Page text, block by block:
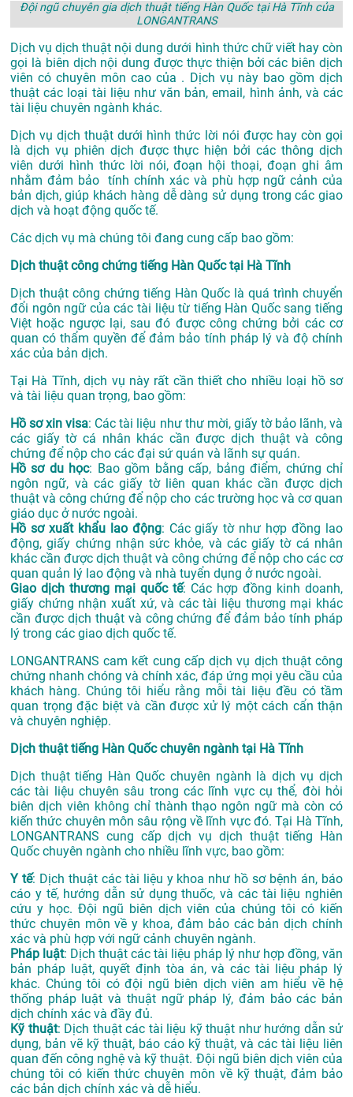
Đội ngũ chuyên gia dịch thuật tiếng Hàn Quốc tại Hà Tĩnh của
LONGANTRANS
Dịch vụ dịch thuật nội dung dưới hình thức chữ viết hay còn
gọi là biên dịch nội dung được thực thiện bởi các biên dịch
viên có chuyên môn cao của . Dịch vụ này bao gồm dịch
thuật các loại tài liệu như văn bản, email, hình ảnh, và các
tài liệu chuyên ngành khác.
Dịch vụ dịch thuật dưới hình thức lời nói được hay còn gọi
là dịch vụ phiên dịch được thực hiện bởi các thông dịch
viên dưới hình thức lời nói, đoạn hội thoại, đoạn ghi âm
nhằm đảm bảo tính chính xác và phù hợp ngữ cảnh của
bản dịch, giúp khách hàng dễ dàng sử dụng trong các giao
dịch và hoạt động quốc tế.
Các dịch vụ mà chúng tôi đang cung cấp bao gồm:
Dịch thuật công chứng tiếng Hàn Quốc tại Hà Tĩnh
Dịch thuật công chứng tiếng Hàn Quốc là quá trình chuyển
đổi ngôn ngữ của các tài liệu từ tiếng Hàn Quốc sang tiếng
Việt hoặc ngược lại, sau đó được công chứng bởi các cơ
quan có thẩm quyền để đảm bảo tính pháp lý và độ chính
xác của bản dịch.
Tại Hà Tĩnh, dịch vụ này rất cần thiết cho nhiều loại hồ sơ
và tài liệu quan trọng, bao gồm:
Hồ sơ xin visa: Các tài liệu như thư mời, giấy tờ bảo lãnh, và
các giấy tờ cá nhân khác cần được dịch thuật và công
chứng để nộp cho các đại sứ quán và lãnh sự quán.
Hồ sơ du học: Bao gồm bằng cấp, bảng điểm, chứng chỉ
ngôn ngữ, và các giấy tờ liên quan khác cần được dịch
thuật và công chứng để nộp cho các trường học và cơ quan
giáo dục ở nước ngoài.
Hồ sơ xuất khẩu lao động: Các giấy tờ như hợp đồng lao
động, giấy chứng nhận sức khỏe, và các giấy tờ cá nhân
khác cần được dịch thuật và công chứng để nộp cho các cơ
quan quản lý lao động và nhà tuyển dụng ở nước ngoài.
Giao dịch thương mại quốc tế: Các hợp đồng kinh doanh,
giấy chứng nhận xuất xứ, và các tài liệu thương mại khác
cần được dịch thuật và công chứng để đảm bảo tính pháp
lý trong các giao dịch quốc tế.
LONGANTRANS cam kết cung cấp dịch vụ dịch thuật công
chứng nhanh chóng và chính xác, đáp ứng mọi yêu cầu của
khách hàng. Chúng tôi hiểu rằng mỗi tài liệu đều có tầm
quan trọng đặc biệt và cần được xử lý một cách cẩn thận
và chuyên nghiệp.
Dịch thuật tiếng Hàn Quốc chuyên ngành tại Hà Tĩnh
Dịch thuật tiếng Hàn Quốc chuyên ngành là dịch vụ dịch
các tài liệu chuyên sâu trong các lĩnh vực cụ thể, đòi hỏi
biên dịch viên không chỉ thành thạo ngôn ngữ mà còn có
kiến thức chuyên môn sâu rộng về lĩnh vực đó. Tại Hà Tĩnh,
LONGANTRANS cung cấp dịch vụ dịch thuật tiếng Hàn
Quốc chuyên ngành cho nhiều lĩnh vực, bao gồm:
Y tế: Dịch thuật các tài liệu y khoa như hồ sơ bệnh án, báo
cáo y tế, hướng dẫn sử dụng thuốc, và các tài liệu nghiên
cứu y học. Đội ngũ biên dịch viên của chúng tôi có kiến
thức chuyên môn về y khoa, đảm bảo các bản dịch chính
xác và phù hợp với ngữ cảnh chuyên ngành.
Pháp luật: Dịch thuật các tài liệu pháp lý như hợp đồng, văn
bản pháp luật, quyết định tòa án, và các tài liệu pháp lý
khác. Chúng tôi có đội ngũ biên dịch viên am hiểu về hệ
thống pháp luật và thuật ngữ pháp lý, đảm bảo các bản
dịch chính xác và đầy đủ.
Kỹ thuật: Dịch thuật các tài liệu kỹ thuật như hướng dẫn sử
dụng, bản vẽ kỹ thuật, báo cáo kỹ thuật, và các tài liệu liên
quan đến công nghệ và kỹ thuật. Đội ngũ biên dịch viên của
chúng tôi có kiến thức chuyên môn về kỹ thuật, đảm bảo
các bản dịch chính xác và dễ hiểu.